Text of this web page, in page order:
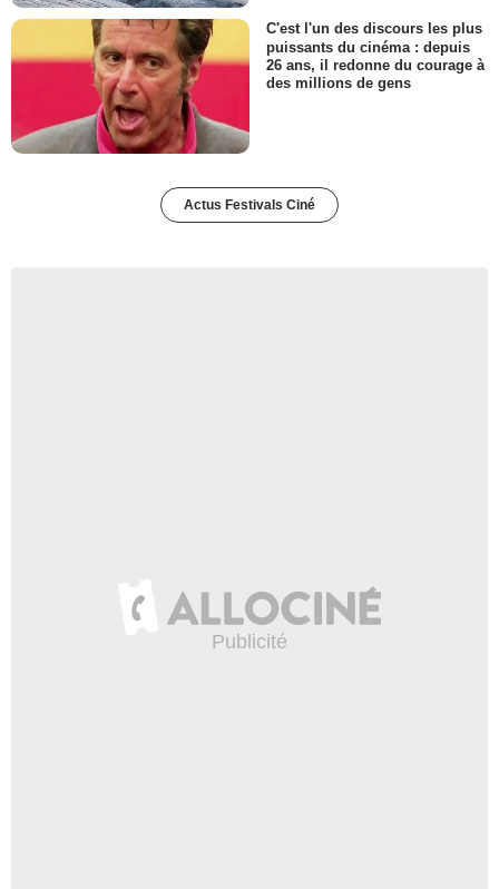
C'est l'un des discours les plus
puissants du cinéma : depuis
26 ans, il redonne du courage à
des millions de gens
Actus Festivals Ciné